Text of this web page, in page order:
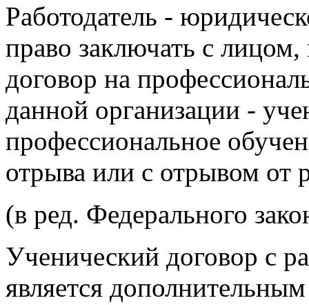
Работодатель -
право заключать с
договор на
данной организации -
профессиональное
отрыва или с отрывом от
(в ред. Федерального
Ученический договор с
является